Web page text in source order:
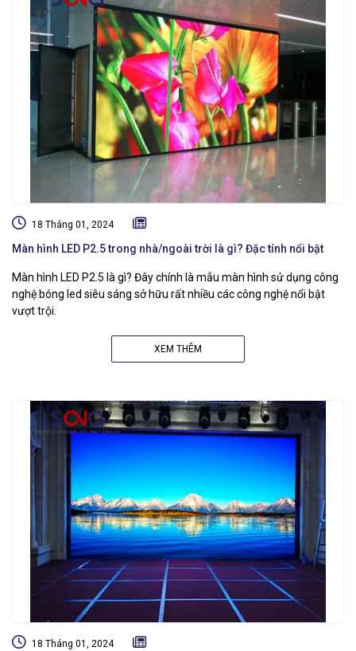
18 Tháng 01, 2024
Màn hình LED P2.5 trong nhà/ngoài trời là gì? Đặc tính nổi bật
Màn hình LED P2.5 là gì? Đây chính là mẫu màn hình sử dụng công
nghệ bóng led siêu sáng sở hữu rất nhiều các công nghệ nổi bật
vượt trội.
XEM THÊM
18 Tháng 01, 2024